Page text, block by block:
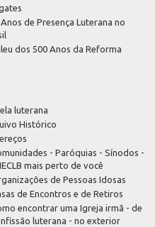
Anos de Presença Luterana no
dos 500 Anos da Reforma
luterana
Histórico
- Paróquias - Sínodos -
mais perto de você
de Pessoas Idosas
de Encontros e de Retiros
encontrar uma Igreja irmã - de
luterana - no exterior